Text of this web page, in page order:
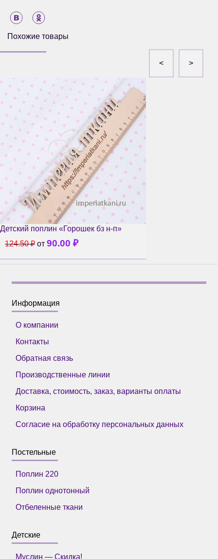
Похожие товары
Детский поплин «Горошек бз н-п»
124.50₽ от 90.00 ₽
Информация
О компании
Контакты
Обратная связь
Производственные линии
Доставка, стоимость, заказ, варианты оплаты
Корзина
Согласие на обработку персональных данных
Постельные
Поплин 220
Поплин однотонный
Отбеленные ткани
Детские
Муслин — Скидка!